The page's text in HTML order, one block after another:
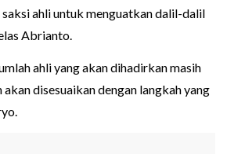
ahli untuk menguatkan dalil-dalil
Abrianto.
ahli yang akan dihadirkan masih
disesuaikan dengan langkah yang